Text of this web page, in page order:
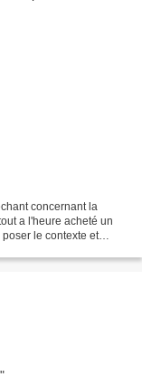
concernant la
a l'heure acheté un
le contexte et